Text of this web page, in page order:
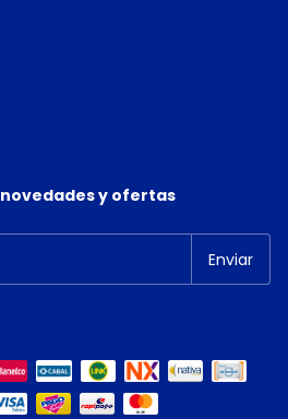
y ofertas